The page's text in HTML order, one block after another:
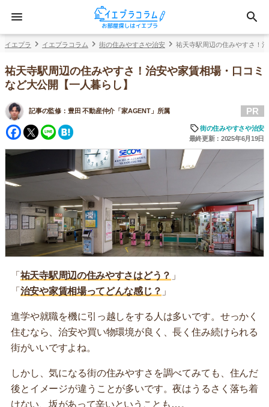
イエプラ イエプラコラム 街の住みやすさや治安 祐天寺駅周辺の住みやすさ！
祐天寺駅周辺の住みやすさ！治安や家賃相場・口コミ
など大公開【一人暮らし】
記事の監修： 豊田 不動産仲介「家AGENT」所属
Facebook
Twitter
Line
PR
街の住みやすさや治安
最終更新：2025年6月19日
「 祐天寺駅周辺の住みやすさはどう？ 」
「 治安や家賃相場ってどんな感じ？ 」
進学や就職を機に引っ越しをする人は多いです。せっかく
住むなら、治安や買い物環境が良く、長く住み続けられる
街がいいですよね。
しかし、気になる街の住みやすさを調べてみても、住んだ
後とイメージが違うことが多いです。夜はうるさく落ち着
けない、坂があって辛いということも…。